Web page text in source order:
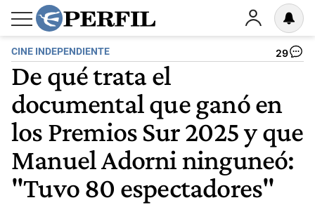
CINE INDEPENDIENTE 29
De qué trata el
documental que ganó en
los Premios Sur 2025 y que
Manuel Adorni ninguneó:
"Tuvo 80 espectadores"